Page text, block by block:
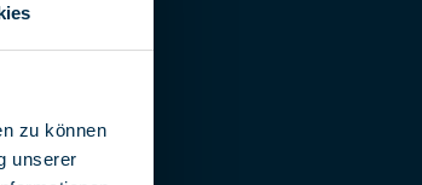
zu können
unserer